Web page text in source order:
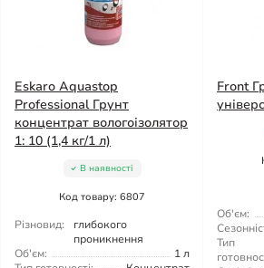
Eskaro Aquastop
Professional Грунт
концентрат вологоізолятор
1: 10 (1,4 кг/1 л)
В наявності
Код товару: 6807
Різновид:
глибокого
проникнення
Об'єм:
1 л
Front
Об'єм:
Тип